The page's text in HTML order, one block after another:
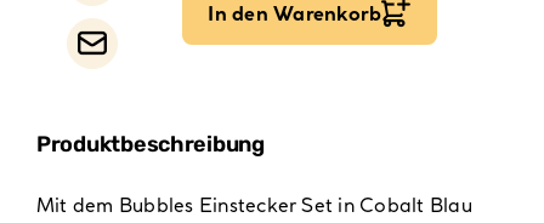
In den Warenkorb
Produktbeschreibung
Mit dem Bubbles Einstecker Set in Cobalt Blau